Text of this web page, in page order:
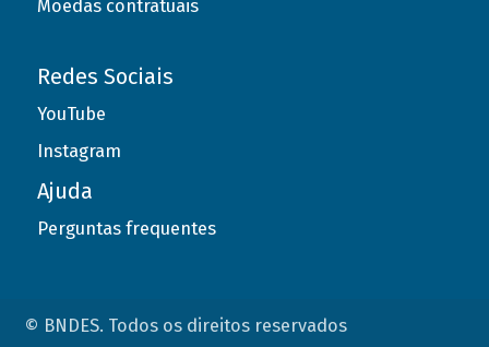
Moedas contratuais
Redes Sociais
YouTube
Instagram
Ajuda
Perguntas frequentes
© BNDES. Todos os direitos reservados